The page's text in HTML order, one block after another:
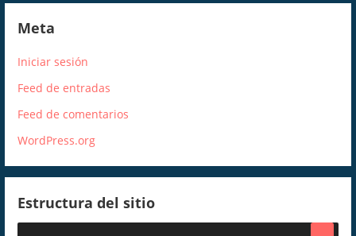
Meta
Iniciar sesión
Feed de entradas
Feed de comentarios
WordPress.org
Estructura del sitio